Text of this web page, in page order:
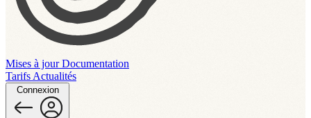
Mises à jourDocumentation
Tarifs Actualités
Connexion